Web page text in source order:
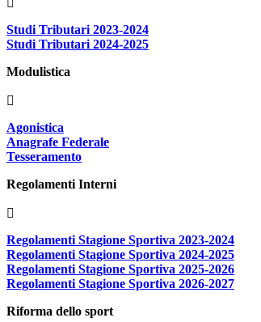
Studi Tributari 2023-2024
Studi Tributari 2024-2025
Modulistica
Agonistica
Anagrafe Federale
Tesseramento
Regolamenti Interni
Regolamenti Stagione Sportiva 2023-2024
Regolamenti Stagione Sportiva 2024-2025
Regolamenti Stagione Sportiva 2025-2026
Regolamenti Stagione Sportiva 2026-2027
Riforma dello sport